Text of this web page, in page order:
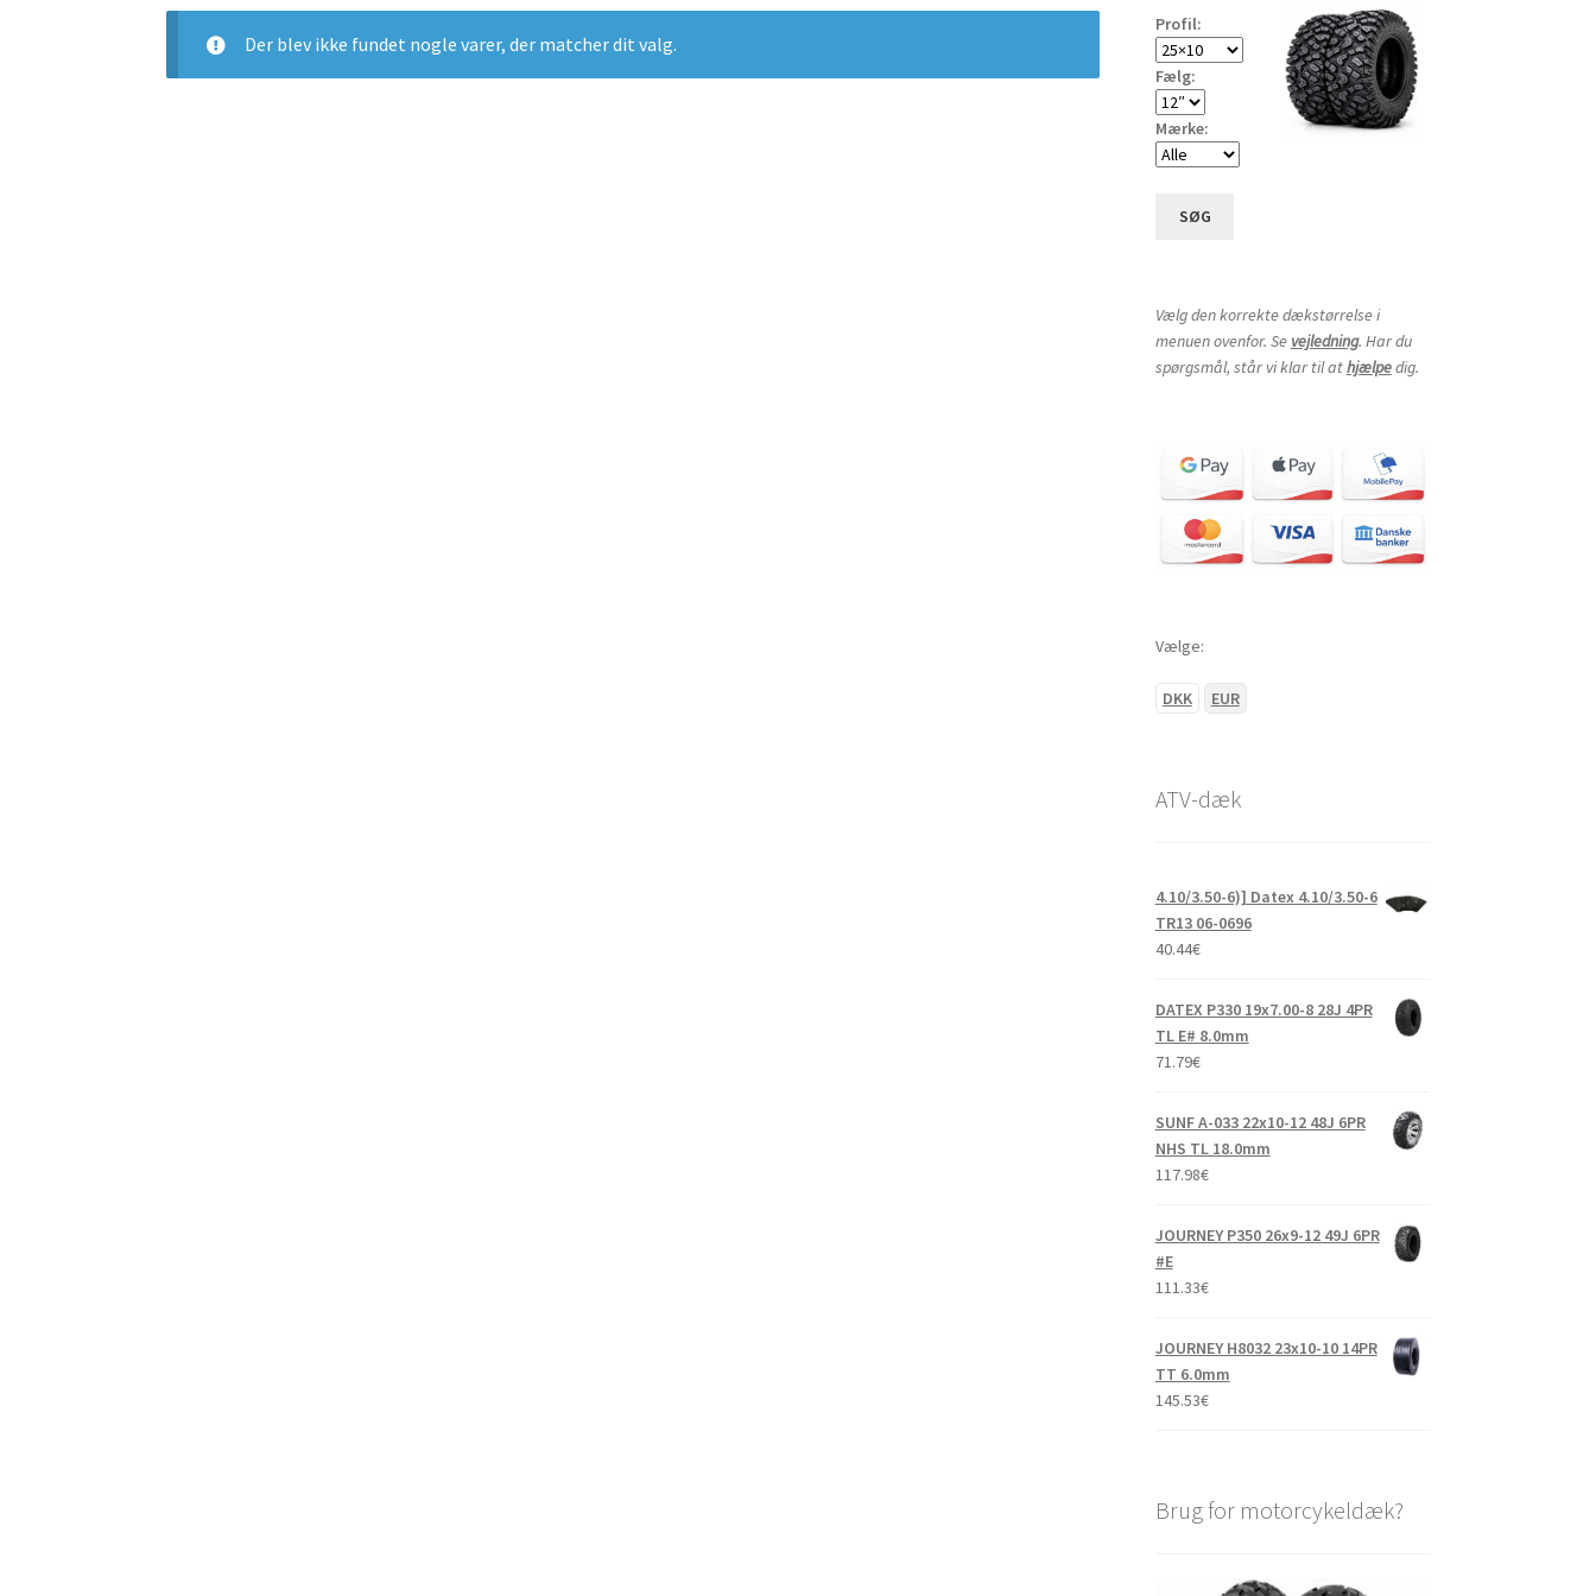
Der blev ikke fundet nogle varer, der matcher dit valg.
Profil:
Fælg:
Mærke:
SØG
Vælg den korrekte dækstørrelse i
menuen ovenfor. Se vejledning. Har du
spørgsmål, står vi klar til athjælpedig.
Vælge:
DKK EUR
ATV-dæk
4.10/3.50-6)] Datex 4.10/3.50-6
TR13 06-0696
40.44€
DATEX P330 19x7.00-8 28J 4PR
TL E# 8.0mm
71.79€
SUNF A-033 22x10-12 48J 6PR
NHS TL 18.0mm
117.98€
JOURNEY P350 26x9-12 49J 6PR
#E
111.33€
JOURNEY H8032 23x10-10 14PR
TT 6.0mm
145.53€
Brug for motorcykeldæk?